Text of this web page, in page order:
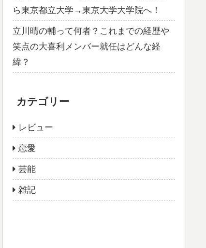
ら東京都立大学→東京大学大学院へ！
立川晴の輔って何者？これまでの経歴や
笑点の大喜利メンバー就任はどんな経
緯？
カテゴリー
レビュー
恋愛
芸能
雑記